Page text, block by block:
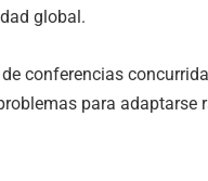
global.
conferencias
para